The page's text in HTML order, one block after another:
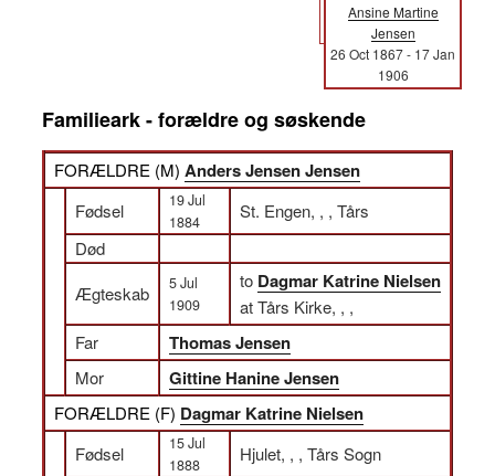
Ansine Martine
Jensen
26 Oct 1867- 17 Jan
1906
Familieark - forældre og søskende
FORÆLDRE (M) Anders Jensen Jensen
Fødsel
19 Jul
1884
St. Engen, , , Tårs
Død
Ægteskab
5 Jul
1909
to Dagmar Katrine Nielsen
at Tårs Kirke, , ,
Far
Thomas Jensen
Mor Gittine Hanine Jensen
FORÆLDRE (F) Dagmar Katrine Nielsen
Fødsel
15 Jul
1888
Hjulet, , , Tårs Sogn